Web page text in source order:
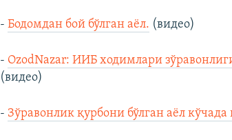
-Бодомдан бой бўлган аёл. (видео)
- OzodNazar: ИИБ ходимлари
(видео)
- Зўравонлик қурбони бўлган аёл